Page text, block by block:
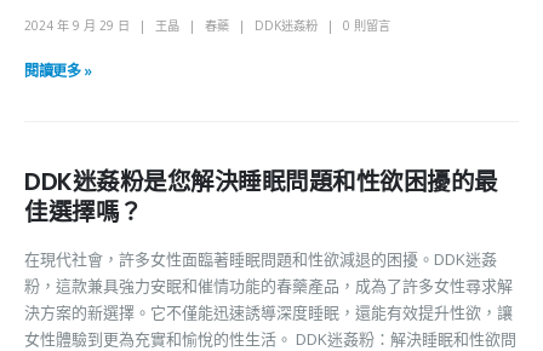
2024 年 9 月 29 日 王晶 春藥 DDK迷姦粉 0 則留言
閱讀更多 »
DDK迷姦粉是您解決睡眠問題和性欲困擾的最
佳選擇嗎？
在現代社會，許多女性面臨著睡眠問題和性欲減退的困擾。DDK迷姦
粉，這款兼具強力安眠和催情功能的春藥產品，成為了許多女性尋求解
決方案的新選擇。它不僅能迅速誘導深度睡眠，還能有效提升性欲，讓
女性體驗到更為充實和愉悅的性生活。 DDK迷姦粉：解決睡眠和性欲問